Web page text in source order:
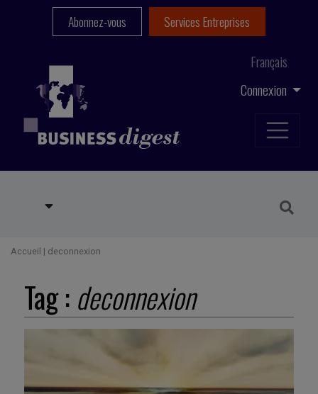
Connexion
Français
Abonnez-vous Services Entreprises
Accueil | deconnexion
Tag : deconnexion